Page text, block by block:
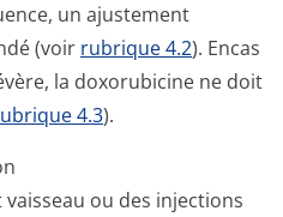
un ajustement
(voir rubrique 4.2). Encas
la doxorubicine ne doit
4.3).
ou des injections